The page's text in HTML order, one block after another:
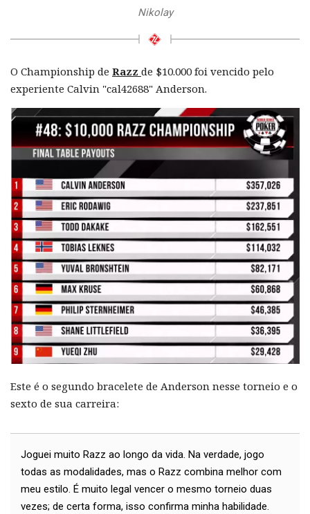
Nikolay
O Championship de Razz de $10.000 foi vencido pelo
experiente Calvin "cal42688" Anderson.
Este é o segundo bracelete de Anderson nesse torneio e o
sexto de sua carreira:
Joguei muito Razz ao longo da vida. Na verdade, jogo
todas as modalidades, mas o Razz combina melhor com
meu estilo. É muito legal vencer o mesmo torneio duas
vezes; de certa forma, isso confirma minha habilidade.